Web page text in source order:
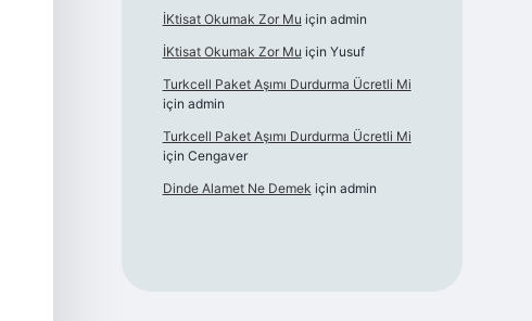
İKtisat Okumak Zor Mu için admin
İKtisat Okumak Zor Mu için Yusuf
Turkcell Paket Aşımı Durdurma Ücretli Mi
için admin
Turkcell Paket Aşımı Durdurma Ücretli Mi
için Cengaver
Dinde Alamet Ne Demek için admin